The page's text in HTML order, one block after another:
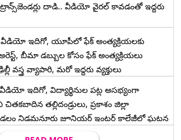
దాడి.. వీడియో వైరల్ కావడంతో ఇద్దరు
వీడియో ఇదిగో, యూపీలో ఫేక్ అంత్యక్రియలకు
బీమా డబ్బుల కోసం ఫేక్ అంత్యక్రియలు
వస్త్ర వ్యాపారి, మరో ఇద్దరు వ్యక్తులు
వీడియో ఇదిగో, విద్యార్థినుల పట్ల అసభ్యంగా
చిత‌క‌బాదిన త‌ల్లిదండ్రులు, ప్రకాశం జిల్లా
నిడమనూరు జూనియర్ ఇంటర్ కాలేజీలో ఘటన